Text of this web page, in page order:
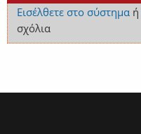
Εισέλθετε στο σύστημαή
σχόλια